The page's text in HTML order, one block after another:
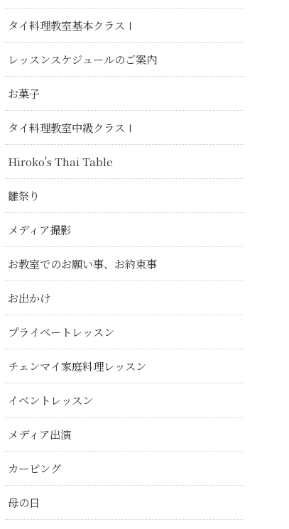
タイ料理教室基本クラスⅠ
レッスンスケジュールのご案内
お菓子
タイ料理教室中級クラスⅠ
Hiroko's Thai Table
雛祭り
メディア撮影
お教室でのお願い事、お約束事
お出かけ
プライベートレッスン
チェンマイ家庭料理レッスン
イベントレッスン
メディア出演
カービング
母の日